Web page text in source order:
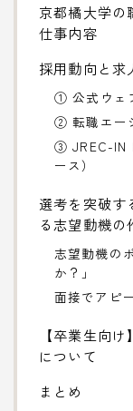
京都橘大学の
仕事内容
採用動向と求
① 公式ウェ
② 転職エー
③ JREC-IN
ース）
選考を突破す
る志望動機の
志望動機の
か？」
面接でアピ
【卒業生向
について
まとめ